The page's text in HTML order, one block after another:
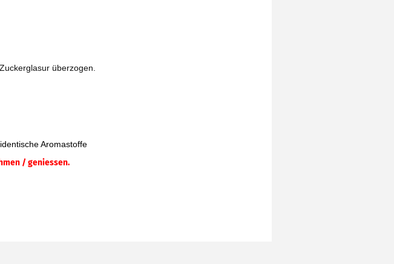
überzogen.
Aromastoffe
/ geniessen.